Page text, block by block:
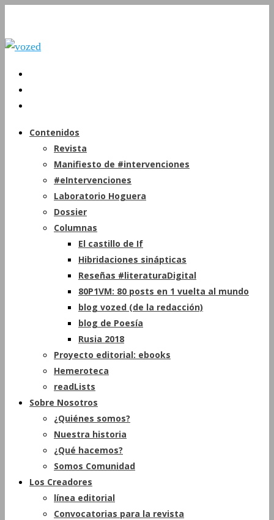
Contenidos
Revista
Manifiesto de #intervenciones
#eIntervenciones
Laboratorio Hoguera
Dossier
Columnas
El castillo de If
Hibridaciones sinápticas
Reseñas #literaturaDigital
80P1VM: 80 posts en 1 vuelta al mundo
blog vozed (de la redacción)
blog de Poesía
Rusia 2018
Proyecto editorial: ebooks
Hemeroteca
readLists
Sobre Nosotros
¿Quiénes somos?
Nuestra historia
¿Qué hacemos?
Somos Comunidad
Los Creadores
línea editorial
Convocatorias para la revista